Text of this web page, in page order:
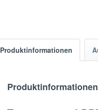
Produktinformationen